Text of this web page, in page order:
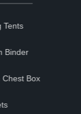
Tents
Binder
Chest Box